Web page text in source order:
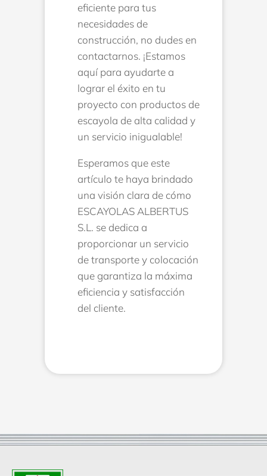
eficiente para tus
necesidades de
construcción, no dudes en
contactarnos. ¡Estamos
aquí para ayudarte a
lograr el éxito en tu
proyecto con productos de
escayola de alta calidad y
un servicio inigualable!
Esperamos que este
artículo te haya brindado
una visión clara de cómo
ESCAYOLAS ALBERTUS
S.L. se dedica a
proporcionar un servicio
de transporte y colocación
que garantiza la máxima
eficiencia y satisfacción
del cliente.